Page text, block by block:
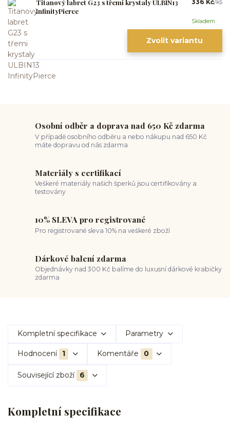
Titanový labret G23 s třemi krystaly ULBIN13
InfinityPierce
336 Kč/ks
Skladem
Zvolit variantu
Osobní odběr a doprava nad 650 Kč zdarma
V případě osobního odběru a nebo nákupu nad 650 Kč
máte dopravu od nás zdarma
Materiály s certifikací
Veškeré materiály našich šperků jsou certifikovány a
testovány
10% SLEVA pro registrované
Pro registrované sleva 10% na veškeré zboží
Dárkové balení zdarma
Objednávky nad 300 Kč balíme do luxusní dárkové krabičky
zdarma
Kompletní specifikace Parametry
Hodnocení 1 Komentáře 0
Související zboží 6
Kompletní specifikace